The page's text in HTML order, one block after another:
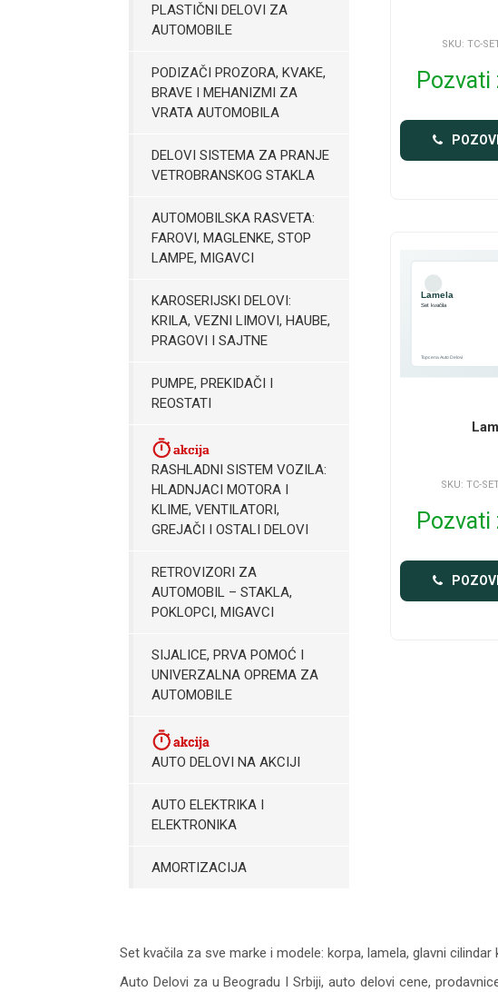
PLASTIČNI DELOVI ZA
AUTOMOBILE
PODIZAČI PROZORA, KVAKE,
BRAVE I MEHANIZMI ZA
VRATA AUTOMOBILA
DELOVI SISTEMA ZA PRANJE
VETROBRANSKOG STAKLA
AUTOMOBILSKA RASVETA:
FAROVI, MAGLENKE, STOP
LAMPE, MIGAVCI
KAROSERIJSKI DELOVI:
KRILA, VEZNI LIMOVI, HAUBE,
PRAGOVI I SAJTNE
PUMPE, PREKIDAČI I
REOSTATI
RASHLADNI SISTEM VOZILA:
HLADNJACI MOTORA I
KLIME, VENTILATORI,
GREJAČI I OSTALI DELOVI
RETROVIZORI ZA
AUTOMOBIL – STAKLA,
POKLOPCI, MIGAVCI
SIJALICE, PRVA POMOĆ I
UNIVERZALNA OPREMA ZA
AUTOMOBILE
AUTO DELOVI NA AKCIJI
AUTO ELEKTRIKA I
ELEKTRONIKA
AMORTIZACIJA
SKU: TC-
Pozvati
SKU: TC-
Pozvati
Set kvačila za sve marke i modele: korpa, lamela, glavni
Auto Delovi za u Beogradu I Srbiji, auto delovi cene,